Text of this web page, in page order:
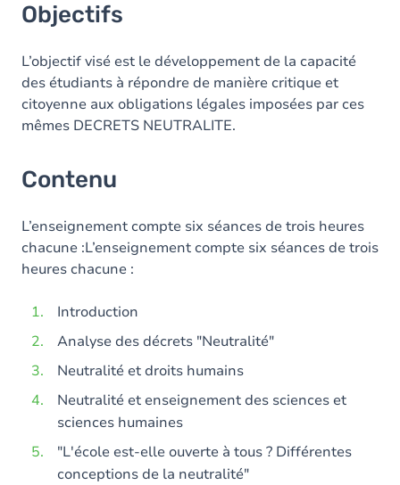
Objectifs
L’objectif visé est le développement de la capacité
des étudiants à répondre de manière critique et
citoyenne aux obligations légales imposées par ces
mêmes DECRETS NEUTRALITE.
Contenu
L’enseignement compte six séances de trois heures
chacune :L’enseignement compte six séances de trois
heures chacune :
Introduction
Analyse des décrets "Neutralité"
Neutralité et droits humains
Neutralité et enseignement des sciences et
sciences humaines
"L'école est-elle ouverte à tous ? Différentes
conceptions de la neutralité"